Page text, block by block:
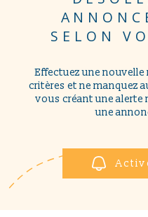
SELON
Effectuez une
critères et ne manquez
vous créant une alerte
une